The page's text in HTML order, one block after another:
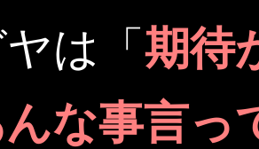
は「 期待
な事言っ